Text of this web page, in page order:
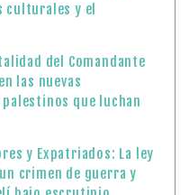
culturales y el
del Comandante
las nuevas
que luchan
y Expatriados: La ley
crimen de guerra y